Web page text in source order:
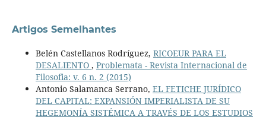
Artigos Semelhantes
Belén Castellanos Rodríguez, RICOEUR PARA EL
DESALIENTO , Problemata - Revista Internacional de
Filosofia: v. 6 n. 2 (2015)
Antonio Salamanca Serrano, EL FETICHE JURÍDICO
DEL CAPITAL: EXPANSIÓN IMPERIALISTA DE SU
HEGEMONÍA SISTÉMICA A TRAVÉS DE LOS ESTUDIOS